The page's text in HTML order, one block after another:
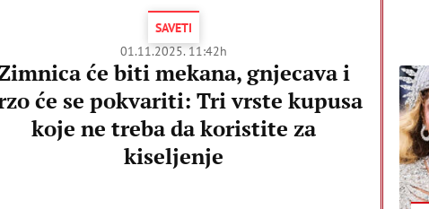
SAVETI
01.11.2025. 11:42h
će biti mekana, gnjecava i
će se pokvariti: Tri vrste kupusa
koje ne treba da koristite za
kiseljenje